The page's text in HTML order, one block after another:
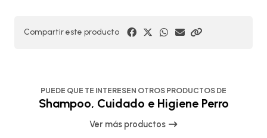
Compartir este producto
PUEDE QUE TE INTERESEN OTROS PRODUCTOS DE
Shampoo, Cuidado e Higiene Perro
Ver más productos